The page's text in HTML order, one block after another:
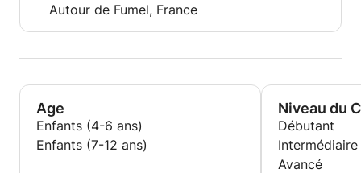
Autour de Fumel, France
Age
Enfants (4-6 ans)
Enfants (7-12 ans)
Niveau du
Débutant
Intermédiaire
Avancé